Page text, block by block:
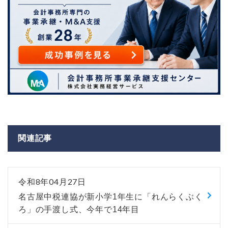
関連記事
令和8年04月27日
名古屋中税連協が新小学1年生に「れんらくぶく
ろ」の手渡し式、今年で14年目